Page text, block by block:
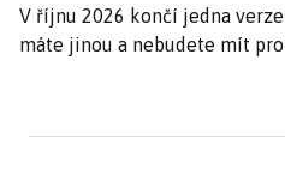
V říjnu 2026 končí jedna
máte jinou a nebudete mít